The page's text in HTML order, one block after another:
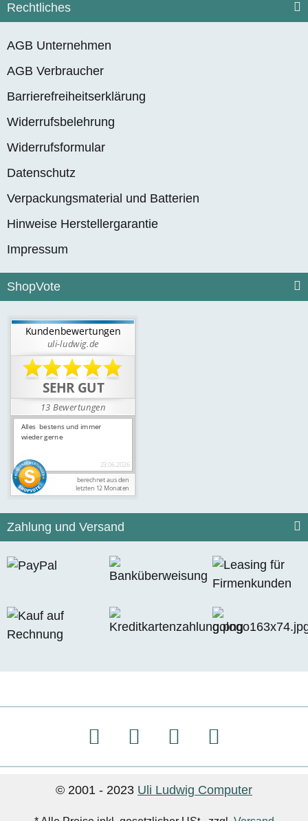
Rechtliches
AGB Unternehmen
AGB Verbraucher
Barrierefreiheitserklärung
Widerrufsbelehrung
Widerrufsformular
Datenschutz
Verpackungsmaterial und Batterien
Hinweise Herstellergarantie
Impressum
ShopVote
Zahlung und Versand
© 2001 - 2023 Uli Ludwig Computer